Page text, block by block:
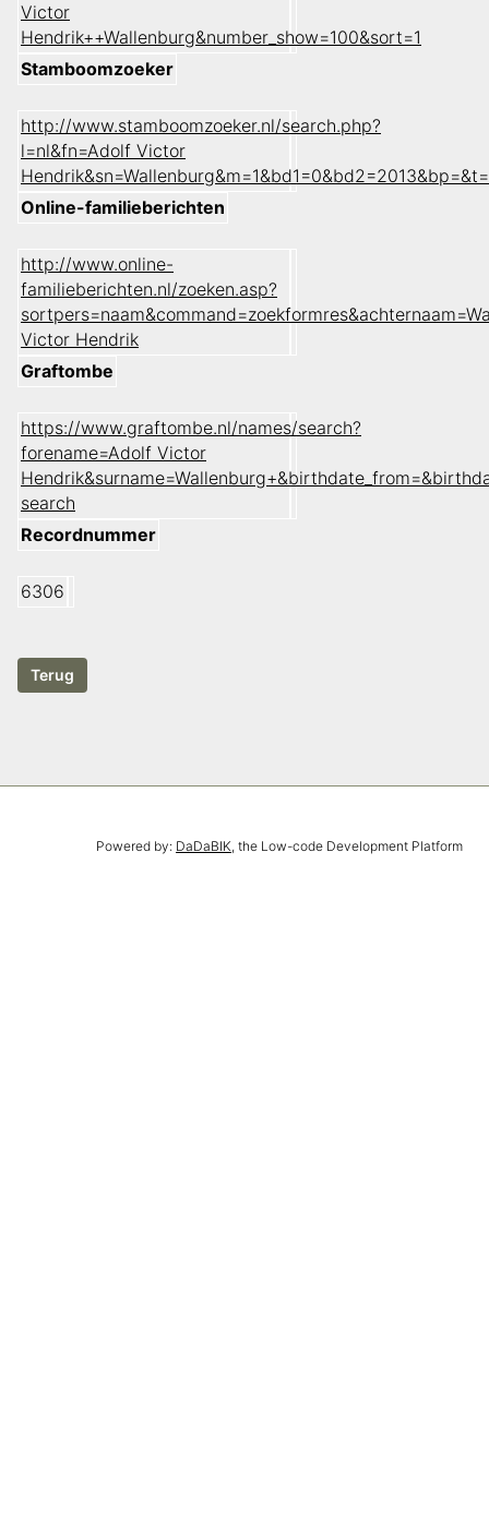
Victor
Hendrik++Wallenburg&number_show=100&sort=1
Stamboomzoeker
http://www.stamboomzoeker.nl/search.php?
l=nl&fn=Adolf Victor
Online-familieberichten
http://www.online-
familieberichten.nl/zoeken.asp?
Victor Hendrik
Graftombe
https://www.graftombe.nl/names/search?
forename=Adolf Victor
search
Recordnummer
6306
Powered by: DaDaBIK, the Low-code Development Platform